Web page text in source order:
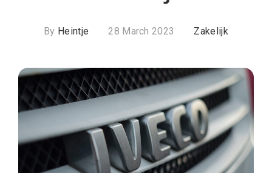
By Heintje 28 March 2023 Zakelijk